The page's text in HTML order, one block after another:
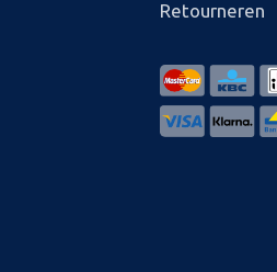
Retourneren